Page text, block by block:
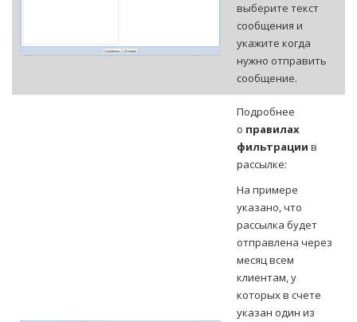
выберите текст
сообщения и
укажите когда
нужно отправить
сообщение.
Подробнее
о правилах
фильтрации в
рассылке:
На примере
указано, что
рассылка будет
отправлена через
месяц всем
клиентам, у
которых в счете
указан один из